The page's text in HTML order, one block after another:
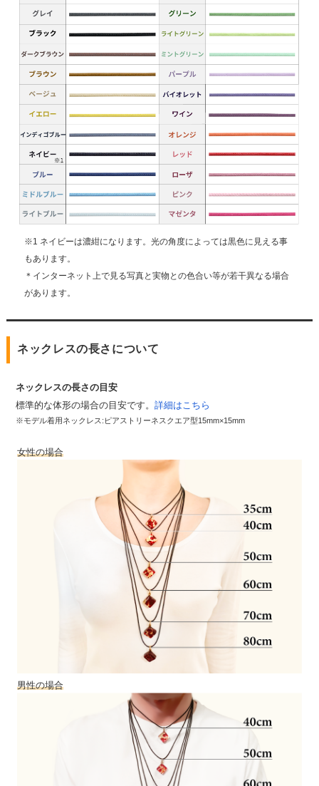
※1 ネイビーは濃紺になります。光の角度によっては黒色に見える事
もあります。
＊インターネット上で見る写真と実物との色合い等が若干異なる場合
があります。
ネックレスの長さについて
ネックレスの長さの目安
標準的な体形の場合の目安です。 詳細はこちら
※モデル着用ネックレス:ピアストリーネスクエア型15mm×15mm
女性の場合
男性の場合